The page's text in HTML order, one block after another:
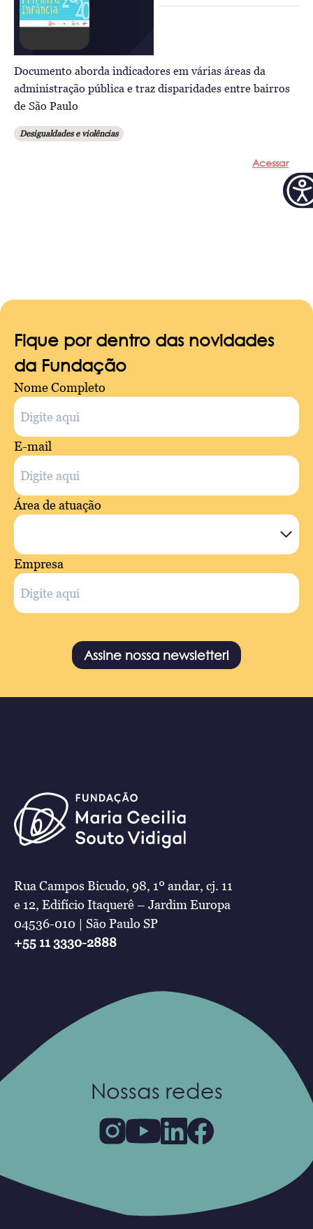
Documento aborda indicadores em várias áreas da
administração pública e traz disparidades entre bairros
de São Paulo
Desigualdades e violências
Acessar
Fique por dentro das novidades
da Fundação
Nome Completo
E-mail
Área de atuação
Empresa
Assine nossa newsletter!
Rua Campos Bicudo, 98, 1º andar, cj. 11
e 12, Edifício Itaquerê – Jardim Europa
04536-010 | São Paulo SP
+55 11 3330-2888
Nossas redes